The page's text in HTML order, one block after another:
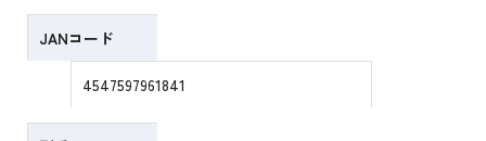
JANコード
4547597961841